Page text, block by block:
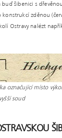
buď šibenici s
zděnou
Ostravy nalézt
označující místo
soud